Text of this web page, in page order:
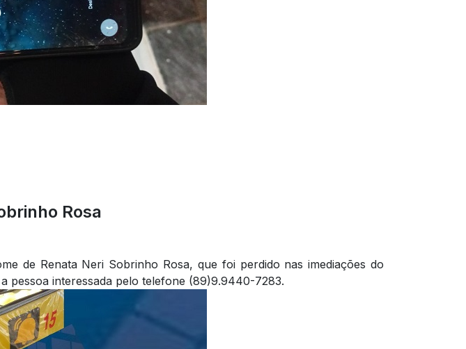
Rosa
de Renata Neri Sobrinho Rosa, que foi perdido nas imediações do
interessada pelo telefone (89)9.9440-7283.